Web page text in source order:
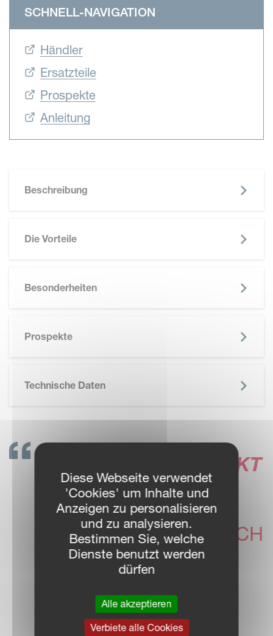
SCHNELL-NAVIGATION
Händler
Ersatzteile
Prospekte
Anleitung
Beschreibung
Die Vorteile
Besonderheiten
Prospekte
Technische Daten
NEHMEN SIE KONTAKT
AUF!
UNSERE VICON
HÄNDLER FREUEN SICH
IHNEN
WEITERZUHELFEN
Diese Webseite verwendet
'Cookies' um Inhalte und
Anzeigen zu personalisieren
und zu analysieren.
Bestimmen Sie, welche
Dienste benutzt werden
dürfen
Alle akzeptieren
Verbiete alle Cookies